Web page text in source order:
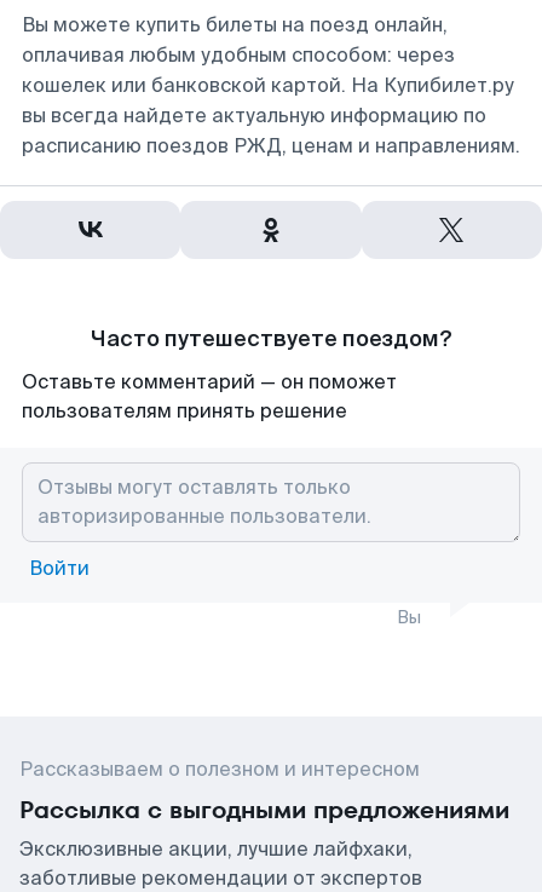
Вы можете купить билеты на поезд онлайн,
оплачивая любым удобным способом: через
кошелек или банковской картой. На Купибилет.ру
вы всегда найдете актуальную информацию по
расписанию поездов РЖД, ценам и направлениям.
Часто путешествуете поездом?
Оставьте комментарий — он поможет
пользователям принять решение
Войти
Вы
Рассказываем о полезном и интересном
Рассылка с выгодными предложениями
Эксклюзивные акции, лучшие лайфхаки,
заботливые рекомендации от экспертов